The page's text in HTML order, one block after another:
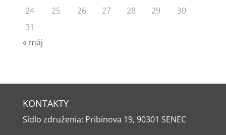
24
25 26 27 28 29
30
31
« máj
KONTAKTY
Sídlo združenia: Pribinova 19, 90301 SENEC